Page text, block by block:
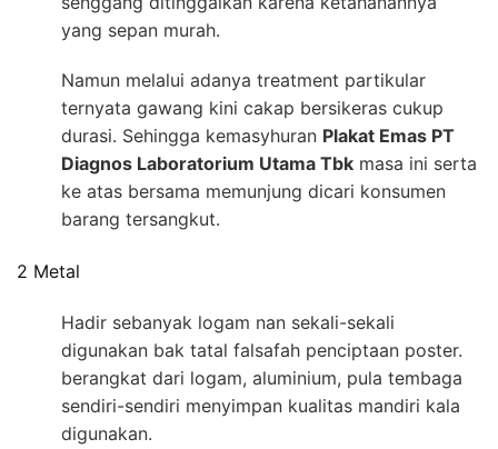
yang sepan murah.
Namun melalui adanya treatment partikular
ternyata gawang kini cakap bersikeras cukup
durasi. Sehingga kemasyhuran Plakat Emas PT
Diagnos Laboratorium Utama Tbk masa ini serta
ke atas bersama memunjung dicari konsumen
barang tersangkut.
2 Metal
Hadir sebanyak logam nan sekali-sekali
digunakan bak tatal falsafah penciptaan poster.
berangkat dari logam, aluminium, pula tembaga
sendiri-sendiri menyimpan kualitas mandiri kala
digunakan.